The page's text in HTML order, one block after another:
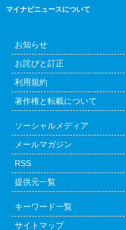
マイナビニュースについて
お知らせ
お詫びと訂正
利用規約
著作権と転載について
ソーシャルメディア
メールマガジン
RSS
提供元一覧
キーワード一覧
サイトマップ